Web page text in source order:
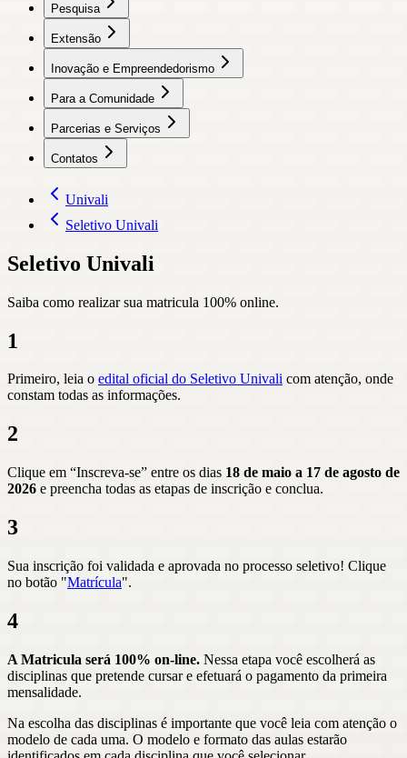
Pesquisa
Extensão
Inovação e Empreendedorismo
Para a Comunidade
Parcerias e Serviços
Contatos
Univali
Seletivo Univali
Seletivo Univali
Saiba como realizar sua matricula 100% online.
1
Primeiro, leia o edital oficial do Seletivo Univali com atenção, onde
constam todas as informações.
2
Clique em “Inscreva-se” entre os dias 18 de maio a 17 de agosto de
2026 e preencha todas as etapas de inscrição e conclua.
3
Sua inscrição foi validada e aprovada no processo seletivo! Clique
no botão "Matrícula".
4
A Matricula será 100% on-line. Nessa etapa você escolherá as
disciplinas que pretende cursar e efetuará o pagamento da primeira
mensalidade.
Na escolha das disciplinas é importante que você leia com atenção o
modelo de cada uma. O modelo e formato das aulas estarão